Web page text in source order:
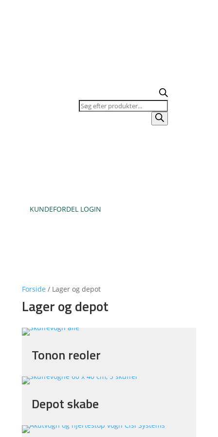
Products
KUNDEFORDEL LOGIN
Forside / Lager og depot
Lager og depot
Tonon reoler
Depot skabe